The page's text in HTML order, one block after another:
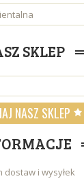
SKLEP
NASZ SKLEP
dostaw i wysyłek